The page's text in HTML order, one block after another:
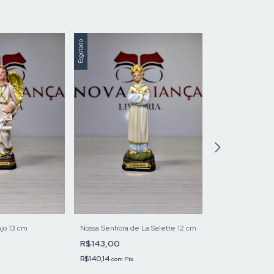
13 cm
Esgotado
Nossa Senhora de La Salette 12 cm
R$143,00
R$140,14 com Pix